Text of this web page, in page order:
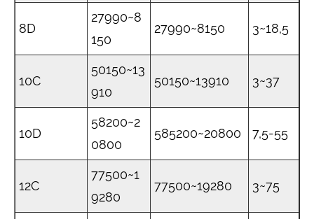
8D
27990~8
150
27990~8150 3~18,5
10C
50150~13
910
50150~13910 3~37
10D
58200~2
0800
585200~20800 7,5-55
12C
77500~1
9280
77500~19280 3~75